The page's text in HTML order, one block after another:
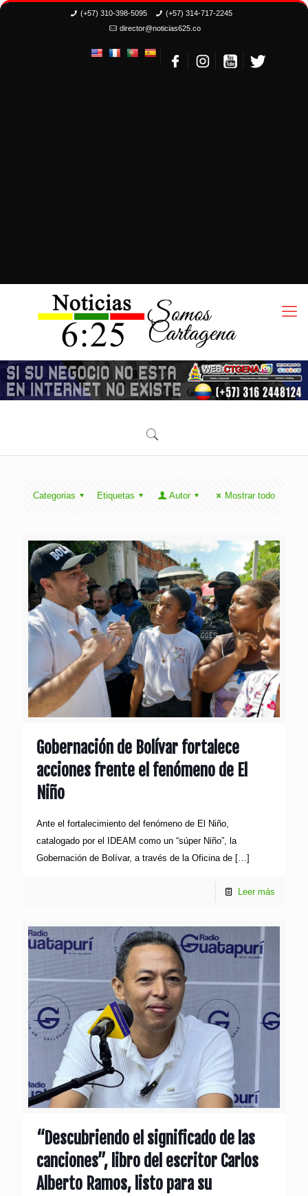
(+57) 310-398-5095
(+57) 314-717-2245
director@noticias625.co
Categorias Etiquetas Autor Mostrar todo
Gobernación de Bolívar fortalece
acciones frente el fenómeno de El
Niño
Ante el fortalecimiento del fenómeno de El Niño,
catalogado por el IDEAM como un “súper Niño”, la
Gobernación de Bolívar, a través de la Oficina de […]
Leer más
“Descubriendo el significado de las
canciones”, libro del escritor Carlos
Alberto Ramos, listo para su